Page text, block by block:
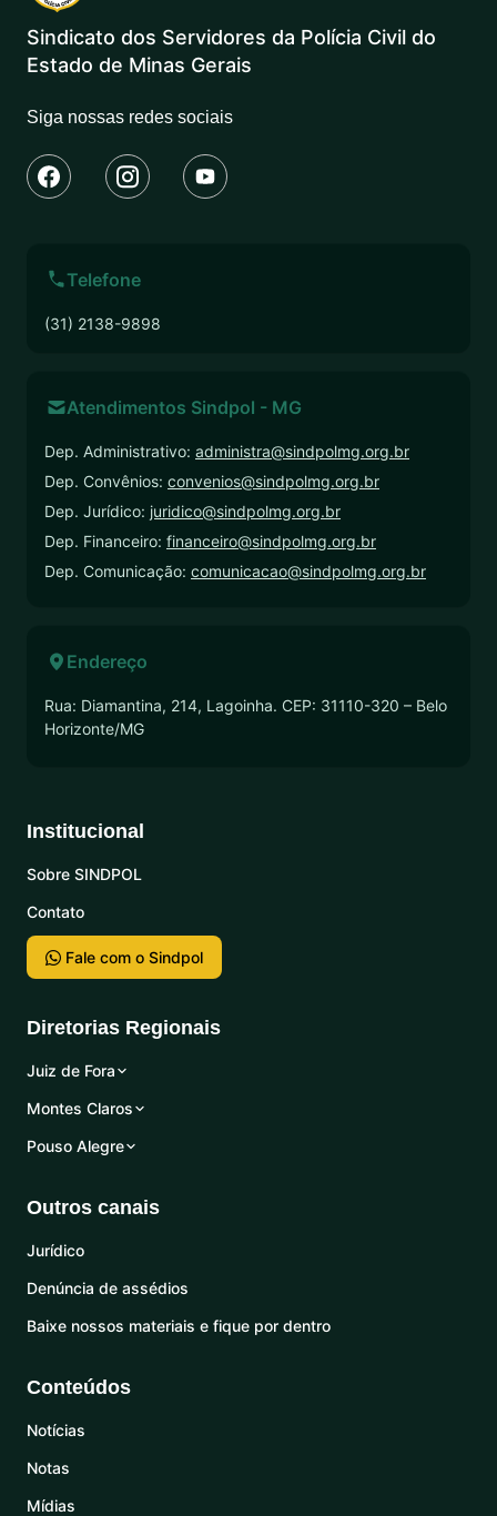
Sindicato dos Servidores da Polícia Civil do
Estado de Minas Gerais
Siga nossas redes sociais
Telefone
(31) 2138-9898
Atendimentos Sindpol - MG
Dep. Administrativo: administra@sindpolmg.org.br
Dep. Convênios: convenios@sindpolmg.org.br
Dep. Jurídico: juridico@sindpolmg.org.br
Dep. Financeiro: financeiro@sindpolmg.org.br
Dep. Comunicação: comunicacao@sindpolmg.org.br
Endereço
Rua: Diamantina, 214, Lagoinha. CEP: 31110-320 – Belo
Horizonte/MG
Institucional
Sobre SINDPOL
Contato
Fale com o Sindpol
Diretorias Regionais
Juiz de Fora
Montes Claros
Pouso Alegre
Outros canais
Jurídico
Denúncia de assédios
Baixe nossos materiais e fique por dentro
Conteúdos
Notícias
Notas
Mídias